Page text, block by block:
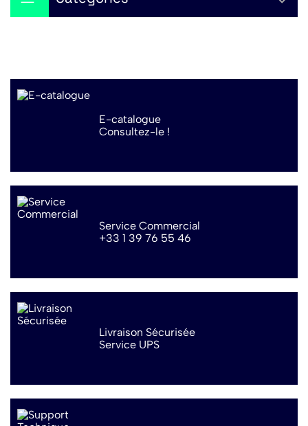
E-catalogue
Consultez-le !
Service Commercial
+33 1 39 76 55 46
Livraison Sécurisée
Service UPS